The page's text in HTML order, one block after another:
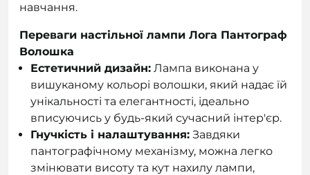
навчання.
Переваги настільної лампи Лога Пантограф
Волошка
Естетичний дизайн: Лампа виконана у
вишуканому кольорі волошки, який надає їй
унікальності та елегантності, ідеально
вписуючись у будь-який сучасний інтер'єр.
Гнучкість і налаштування: Завдяки
пантографічному механізму, можна легко
змінювати висоту та кут нахилу лампи,